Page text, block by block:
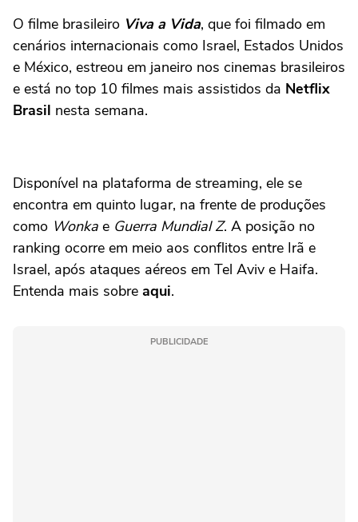
O filme brasileiro Viva a Vida, que foi filmado em
cenários internacionais como Israel, Estados Unidos
e México, estreou em janeiro nos cinemas brasileiros
e está no top 10 filmes mais assistidos da Netflix
Brasil nesta semana.
Disponível na plataforma de streaming, ele se
encontra em quinto lugar, na frente de produções
como Wonka e Guerra Mundial Z. A posição no
ranking ocorre em meio aos conflitos entre Irã e
Israel, após ataques aéreos em Tel Aviv e Haifa.
Entenda mais sobre aqui.
PUBLICIDADE